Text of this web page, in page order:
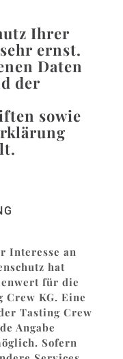
Ihrer
ernst.
Daten
der
sowie
Interesse an
hat
für die
Crew KG. Eine
Tasting Crew
Angabe
Sofern